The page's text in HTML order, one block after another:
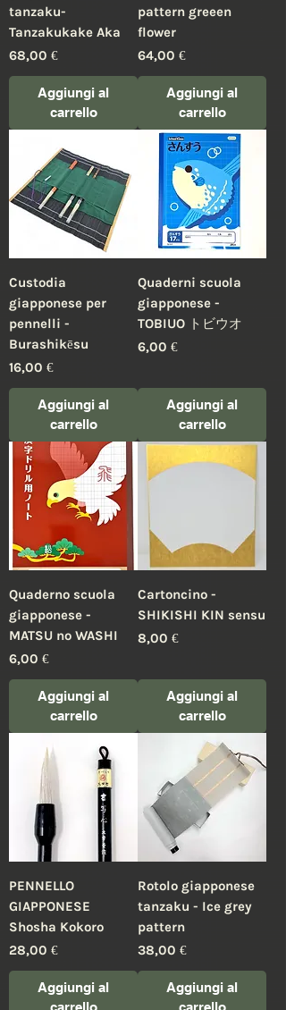
tanzaku-
Tanzakukake Aka
Prezzo
68,00 €
Aggiungi al
carrello
pattern greeen
flower
Prezzo
64,00 €
Aggiungi al
carrello
Custodia
giapponese per
pennelli -
Burashikēsu
Prezzo
16,00 €
Aggiungi al
carrello
Quaderni scuola
giapponese -
TOBIUO トビウオ
Prezzo
6,00 €
Aggiungi al
carrello
Quaderno scuola
giapponese -
MATSU no WASHI
Prezzo
6,00 €
Aggiungi al
carrello
Cartoncino -
SHIKISHI KIN sensu
Prezzo
8,00 €
Aggiungi al
carrello
PENNELLO
GIAPPONESE
Shosha Kokoro
Prezzo
28,00 €
Aggiungi al
carrello
Rotolo giapponese
tanzaku - Ice grey
pattern
Prezzo
38,00 €
Aggiungi al
carrello